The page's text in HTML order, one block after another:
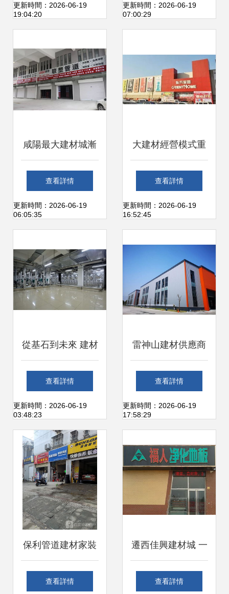
閔行區七寶義鵬建
更新時間：2026-06-19
19:04:20
合的商業空間新思
更新時間：2026-06-19
07:00:29
咸陽最大建材城漸
成規模 大熙市招商
如火如荼，引領專
查看詳情
更新時間：2026-06-19
06:05:35
大建材經營模式重
塑 建材行業的新變
局與新路徑
查看詳情
更新時間：2026-06-19
16:52:45
從基石到未來 建材
行業的創新與可持
續發展
查看詳情
更新時間：2026-06-19
03:48:23
雷神山建材供應商
如皋造新廠 用顏值
與品質擦亮城市名
查看詳情
更新時間：2026-06-19
17:58:29
保利管道建材家裝
店 打造品質家居的
查看詳情
遷西佳興建材城 一
站式建材采購的天
查看詳情